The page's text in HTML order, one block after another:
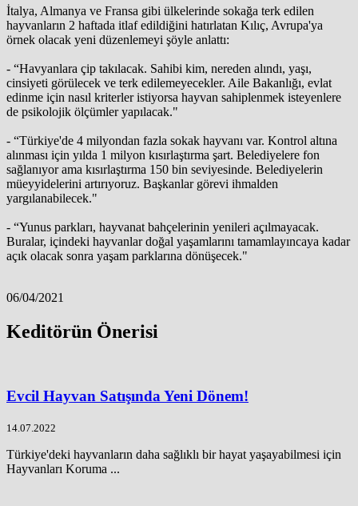
İtalya, Almanya ve Fransa gibi ülkelerinde sokağa terk edilen
hayvanların 2 haftada itlaf edildiğini hatırlatan Kılıç, Avrupa'ya
örnek olacak yeni düzenlemeyi şöyle anlattı:
- “Havyanlara çip takılacak. Sahibi kim, nereden alındı, yaşı,
cinsiyeti görülecek ve terk edilemeyecekler. Aile Bakanlığı, evlat
edinme için nasıl kriterler istiyorsa hayvan sahiplenmek isteyenlere
de psikolojik ölçümler yapılacak."
- “Türkiye'de 4 milyondan fazla sokak hayvanı var. Kontrol altına
alınması için yılda 1 milyon kısırlaştırma şart. Belediyelere fon
sağlanıyor ama kısırlaştırma 150 bin seviyesinde. Belediyelerin
müeyyidelerini artırıyoruz. Başkanlar görevi ihmalden
yargılanabilecek."
- “Yunus parkları, hayvanat bahçelerinin yenileri açılmayacak.
Buralar, içindeki hayvanlar doğal yaşamlarını tamamlayıncaya kadar
açık olacak sonra yaşam parklarına dönüşecek."
06/04/2021
Keditörün Önerisi
Evcil Hayvan Satışında Yeni Dönem!
14.07.2022
Türkiye'deki hayvanların daha sağlıklı bir hayat yaşayabilmesi için
Hayvanları Koruma ...